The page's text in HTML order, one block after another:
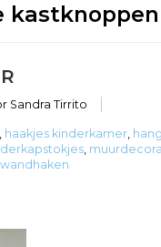
Sandra Tirrito
, haakjes kinderkamer,
,
wandhaken